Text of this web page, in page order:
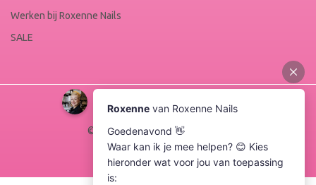
Werken bij Roxenne Nails
SALE
© Copyright 2026 Roxenne Nails